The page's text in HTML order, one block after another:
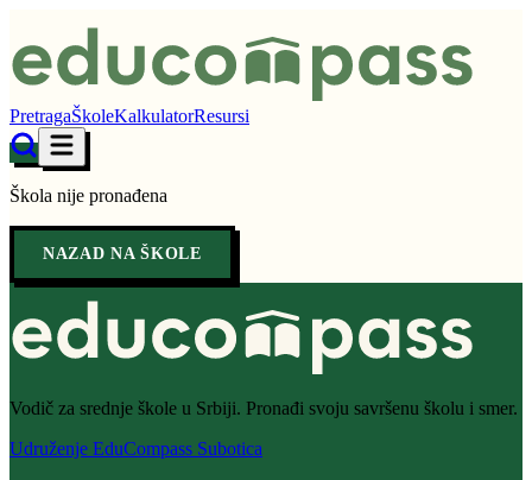
PretragaŠkoleKalkulatorResursi
Škola nije pronađena
NAZAD NA ŠKOLE
Vodič za srednje škole u Srbiji. Pronađi svoju savršenu školu i smer.
Udruženje EduCompass Subotica